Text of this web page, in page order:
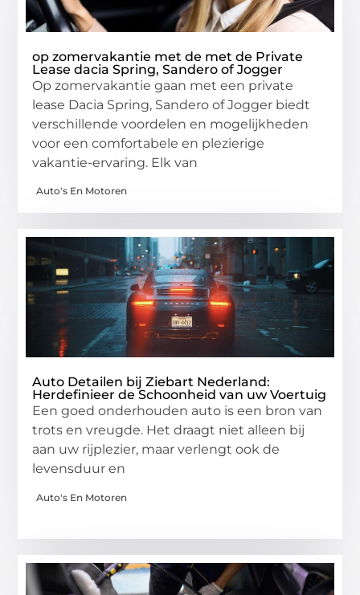
op zomervakantie met de met de Private
Lease dacia Spring, Sandero of Jogger
Op zomervakantie gaan met een private
lease Dacia Spring, Sandero of Jogger biedt
verschillende voordelen en mogelijkheden
voor een comfortabele en plezierige
vakantie-ervaring. Elk van
Auto's En Motoren
Auto Detailen bij Ziebart Nederland:
Herdefinieer de Schoonheid van uw Voertuig
Een goed onderhouden auto is een bron van
trots en vreugde. Het draagt niet alleen bij
aan uw rijplezier, maar verlengt ook de
levensduur en
Auto's En Motoren